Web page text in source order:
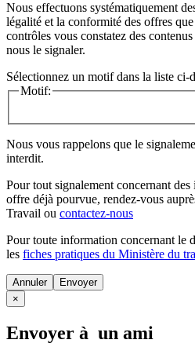
Nous effectuons systématiquement
légalité et la conformité des offres
contrôles vous constatez des
nous le signaler.
Sélectionnez un motif dans la liste ci-
Motif:
Nous vous rappelons que le
interdit.
Pour tout signalement concernant des
offre déjà pourvue, rendez-vous
Travail ou contactez-nous
Pour toute information concernant le
les fiches pratiques du Ministère du
Annuler
×
Envoyer à un ami